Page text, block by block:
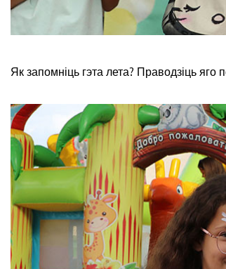
Як запомніць гэта лета? Праводзіць яго